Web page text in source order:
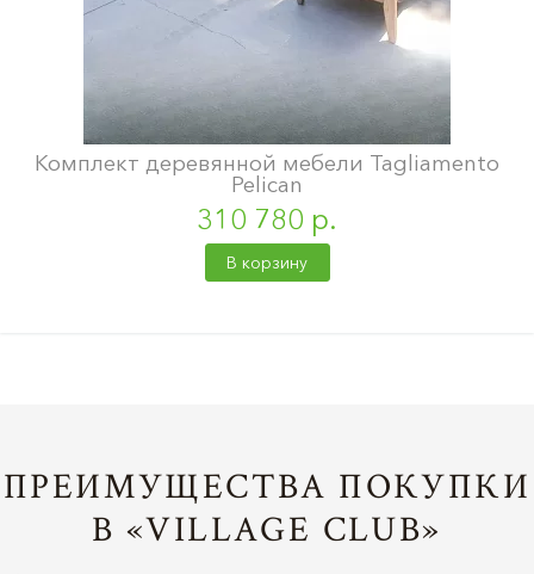
Комплект деревянной мебели Tagliamento
Pelican
310 780 р.
В корзину
ПРЕИМУЩЕСТВА ПОКУПКИ
В «VILLAGE CLUB»